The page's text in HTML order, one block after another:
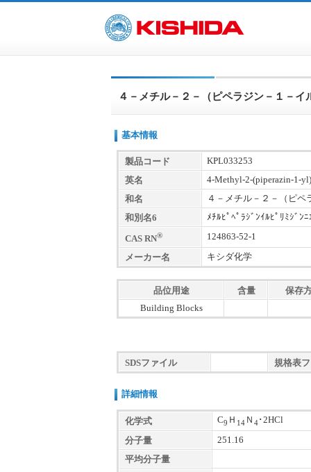
４－メチル－２－（ピペラジン－１－
基本情報
製品コード
KPL033253
英名
4-Methyl-2-(piperazin-1-
和名
４－メチル－２－（ピ
和別名6
ﾒﾁﾙﾋﾟﾍﾟﾗｼﾞﾝｲﾙﾋﾟﾘﾐｼﾞﾝ
CAS RN® 124863-52-1
メーカー名 キシダ化学
品位用途 含量
保存
Building Blocks
SDSファイル 規格表
詳細情報
化学式 C9 Ｈ 14 Ｎ 4･2HCl
分子量
251.16
平均分子量